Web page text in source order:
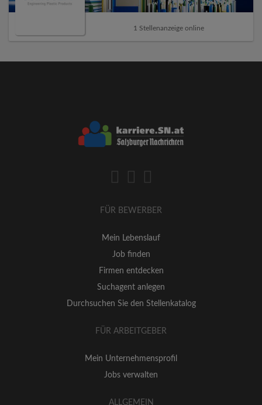
1 Stellenanzeige online
FÜR BEWERBER
Mein Lebenslauf
Job finden
Firmen entdecken
Suchagent anlegen
Durchsuchen Sie den Stellenkatalog
FÜR ARBEITGEBER
Mein Unternehmensprofil
Jobs verwalten
ALLGEMEIN